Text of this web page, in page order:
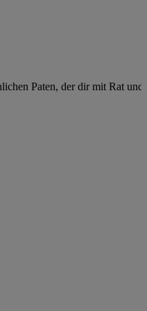
Paten, der dir mit Rat und